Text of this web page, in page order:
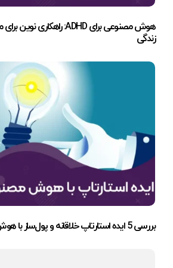
هوش مصنوعی برای ADHD: راهکاری نوین برای مدیریت تمرکز و بهبود
زندگی
بررسی 5 ایده استارتاپ خلاقانه و پول‌ساز با هوش مصنوعی